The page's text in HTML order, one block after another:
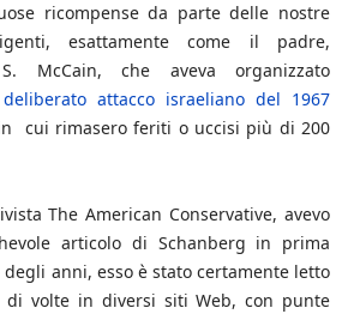
ricompense da parte delle nostre
esattamente come il padre,
McCain, che aveva organizzato
deliberato attacco israeliano del 1967
cui rimasero feriti o uccisi più di 200
The American Conservative, avevo
articolo di Schanberg in prima
degli anni, esso è stato certamente letto
volte in diversi siti Web, con punte